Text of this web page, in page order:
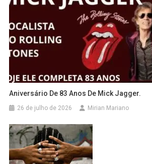
Aniversário De 83 Anos De Mick Jagger.
26 de julho de 2026 Mirian Mariano